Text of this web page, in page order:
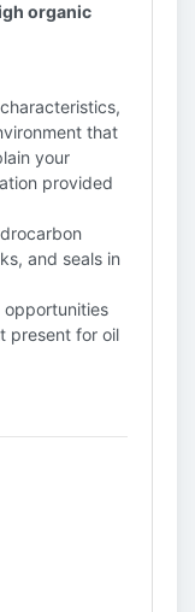
organic
that
your
provided
and seals in
opportunities
present for oil